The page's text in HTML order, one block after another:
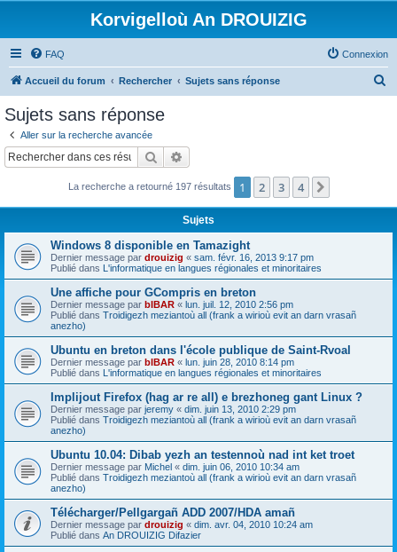
Korvigelloù An DROUIZIG
FAQ Connexion
Accueil du forum Rechercher Sujets sans réponse
c
Sujets sans réponse
Aller sur la recherche avancée
Rechercher
La recherche a retourné 197 résultats 1 2 3 4
Sujets
Windows 8 disponible en Tamazight
Dernier message par drouizig « sam. févr. 16, 2013 9:17 pm
Publié dans L'informatique en langues régionales et minoritaires
Une affiche pour GCompris en breton
Dernier message par bIBAR « lun. juil. 12, 2010 2:56 pm
Publié dans Troidigezh meziantoù all (frank a wirioù evit an darn vrasañ
anezho)
Ubuntu en breton dans l'école publique de Saint-Rvoal
Dernier message par bIBAR « lun. juin 28, 2010 8:14 pm
Publié dans L'informatique en langues régionales et minoritaires
Implijout Firefox (hag ar re all) e brezhoneg gant Linux ?
Dernier message par jeremy « dim. juin 13, 2010 2:29 pm
Publié dans Troidigezh meziantoù all (frank a wirioù evit an darn vrasañ
anezho)
Ubuntu 10.04: Dibab yezh an testennoù nad int ket troet
Dernier message par Michel « dim. juin 06, 2010 10:34 am
Publié dans Troidigezh meziantoù all (frank a wirioù evit an darn vrasañ
anezho)
Télécharger/Pellgargañ ADD 2007/HDA amañ
Dernier message par drouizig « dim. avr. 04, 2010 10:24 am
Publié dans An DROUIZIG Difazier